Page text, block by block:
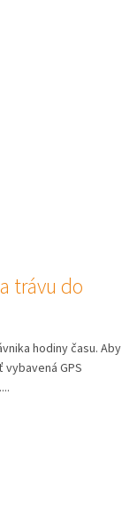
trávu do
hodiny času. Aby
GPS